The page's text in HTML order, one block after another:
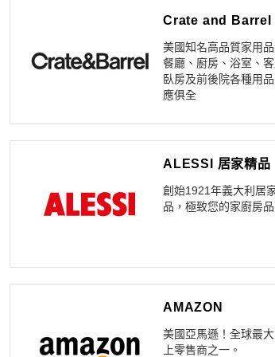
Crate and Barrel
美國知名高品質家用
餐廳、廚房、浴室、客
臥房及前後院各種用
應俱全
ALESSI 居家精品
創始1921年義大利居
品，極致您的家廚房品
AMAZON
美國亞馬遜！全球最
上零售商之一。